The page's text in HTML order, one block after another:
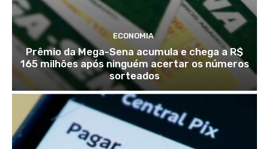
ECONOMIA
Prêmio da Mega-Sena acumula e chega a R$
165 milhões após ninguém acertar os números
sorteados